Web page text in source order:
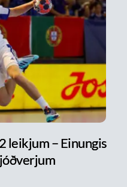
leikjum – Einungis